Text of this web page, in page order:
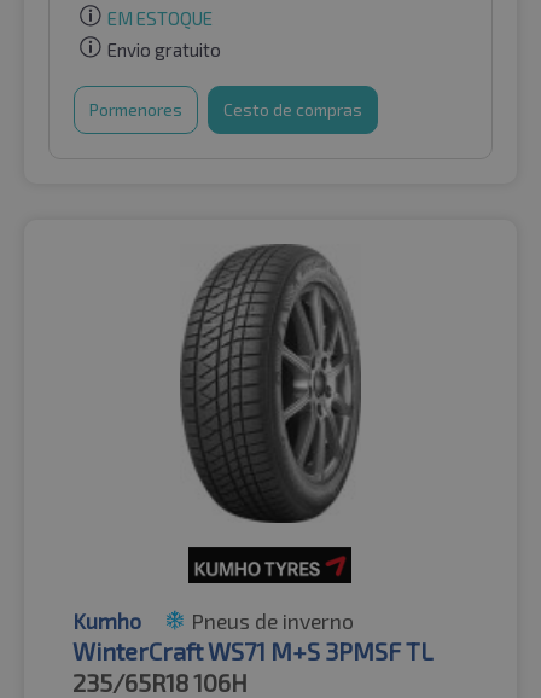
EM ESTOQUE
Envio gratuito
Pormenores Cesto de compras
Kumho Pneus de inverno
WinterCraft WS71 M+S 3PMSF TL
235/65R18106H